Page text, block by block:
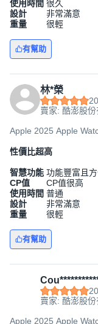
使用時間 很久
設計
非常滿意
重量
很輕
有幫助
林*榮
賣家: 酷澎股份
Apple 2025 Apple
性價比超高
智慧功能 功能豐富且
CP值
CP值很高
使用時間 普通
設計
非常滿意
重量
很輕
有幫助
賣家: 酷澎股份
Apple 2025 Apple